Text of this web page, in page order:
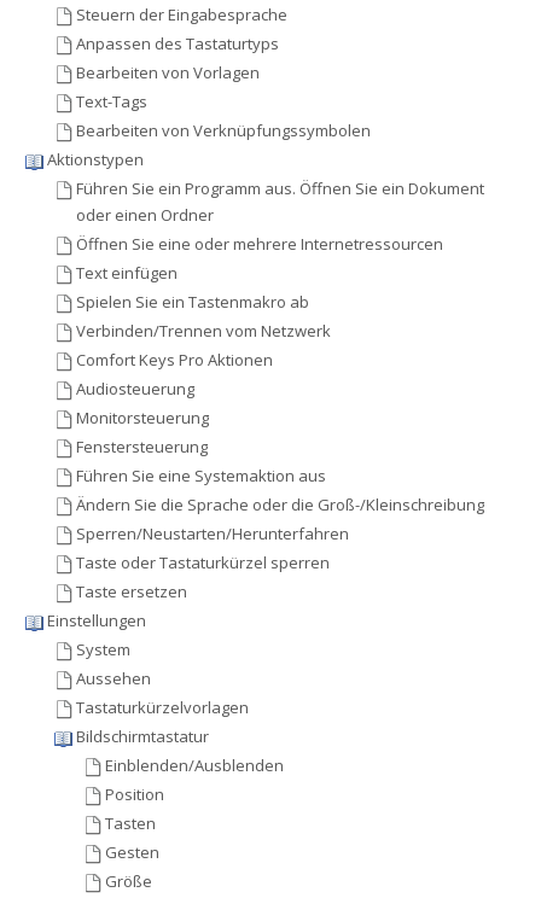
Steuern der Eingabesprache
Anpassen des Tastaturtyps
Bearbeiten von Vorlagen
Text-Tags
Bearbeiten von Verknüpfungssymbolen
Aktionstypen
Führen Sie ein Programm aus. Öffnen Sie ein Dokument
oder einen Ordner
Öffnen Sie eine oder mehrere Internetressourcen
Text einfügen
Spielen Sie ein Tastenmakro ab
Verbinden/Trennen vom Netzwerk
Comfort Keys Pro Aktionen
Audiosteuerung
Monitorsteuerung
Fenstersteuerung
Führen Sie eine Systemaktion aus
Ändern Sie die Sprache oder die Groß-/Kleinschreibung
Sperren/Neustarten/Herunterfahren
Taste oder Tastaturkürzel sperren
Taste ersetzen
Einstellungen
System
Aussehen
Tastaturkürzelvorlagen
Bildschirmtastatur
Einblenden/Ausblenden
Position
Tasten
Gesten
Größe